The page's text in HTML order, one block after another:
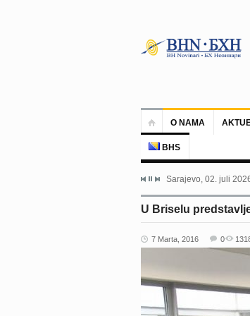
O NAMA
BHS
Sarajevo, 02. juli
U Briselu
7 Marta, 2016 0